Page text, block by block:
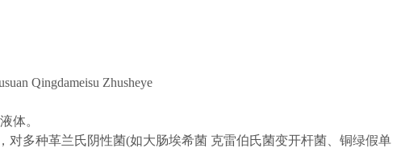
Qingdameisu Zhusheye
体。
对多种革兰氏阴性菌(如大肠埃希菌 克雷伯氏菌变开杆菌、铜绿假单